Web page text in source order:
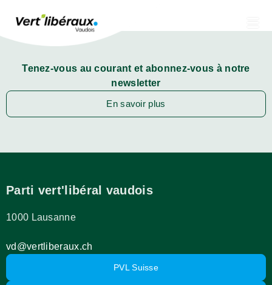
Tenez-vous au courant et abonnez-vous à notre
newsletter
En savoir plus
Parti vert'libéral vaudois
1000 Lausanne
vd@vertliberaux.ch
PVL Suisse